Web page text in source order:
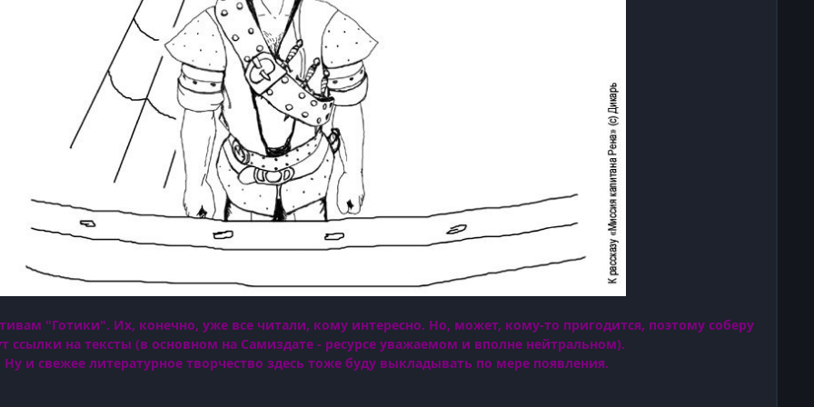
"Готики". Их, конечно, уже все читали, кому интересно. Но, может, кому-то пригодится, поэтому соберу
ссылки на тексты (в основном на Самиздате - ресурсе уважаемом и вполне нейтральном).
Ну и свежее литературное творчество здесь тоже буду выкладывать по мере появления.